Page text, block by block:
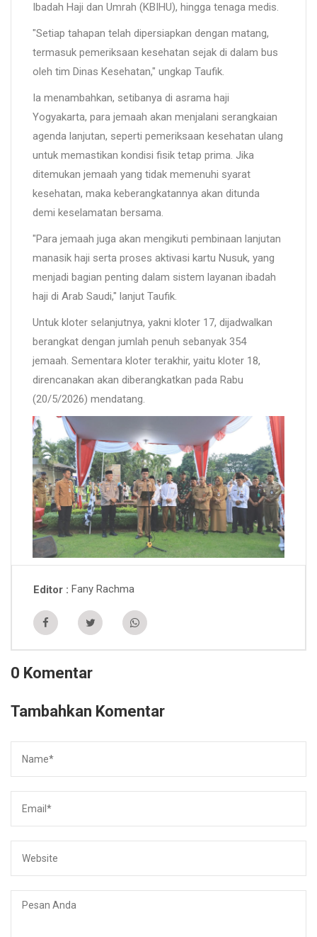
Ibadah Haji dan Umrah (KBIHU), hingga tenaga medis.
"Setiap tahapan telah dipersiapkan dengan matang,
termasuk pemeriksaan kesehatan sejak di dalam bus
oleh tim Dinas Kesehatan," ungkap Taufik.
Ia menambahkan, setibanya di asrama haji
Yogyakarta, para jemaah akan menjalani serangkaian
agenda lanjutan, seperti pemeriksaan kesehatan ulang
untuk memastikan kondisi fisik tetap prima. Jika
ditemukan jemaah yang tidak memenuhi syarat
kesehatan, maka keberangkatannya akan ditunda
demi keselamatan bersama.
"Para jemaah juga akan mengikuti pembinaan lanjutan
manasik haji serta proses aktivasi kartu Nusuk, yang
menjadi bagian penting dalam sistem layanan ibadah
haji di Arab Saudi," lanjut Taufik.
Untuk kloter selanjutnya, yakni kloter 17, dijadwalkan
berangkat dengan jumlah penuh sebanyak 354
jemaah. Sementara kloter terakhir, yaitu kloter 18,
direncanakan akan diberangkatkan pada Rabu
(20/5/2026) mendatang.
Editor Fany Rachma
0 Komentar
Tambahkan Komentar